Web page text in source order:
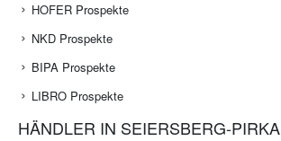
HOFER Prospekte
NKD Prospekte
BIPA Prospekte
LIBRO Prospekte
HÄNDLER IN SEIERSBERG-PIRKA